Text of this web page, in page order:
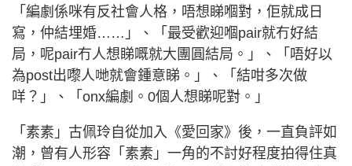
「編劇係咪有反社會人格，唔想睇嗰對，佢就成日
寫，仲結埋婚……」、「最受歡迎嗰pair就冇好結
局，呢pair冇人想睇嘅就大團圓結局。」、「唔好以
為post出嚟人哋就會鍾意睇。」、「結咁多次做
咩？」、「onx編劇。0個人想睇呢對。」
「素素」古佩玲自從加入《愛回家》後，一直負評如
潮，曾有人形容「素素」一角的不討好程度拍得住真